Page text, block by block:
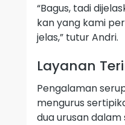
“Bagus, tadi
kan yang kami
jelas,” tutur Andri.
Layanan
Pengalaman
mengurus
dua urusan